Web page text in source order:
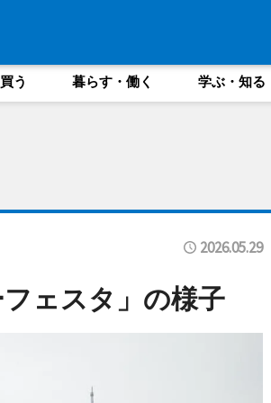
買う 暮らす・働く 学ぶ・知る
2026.05.29
ェスタ」の様子